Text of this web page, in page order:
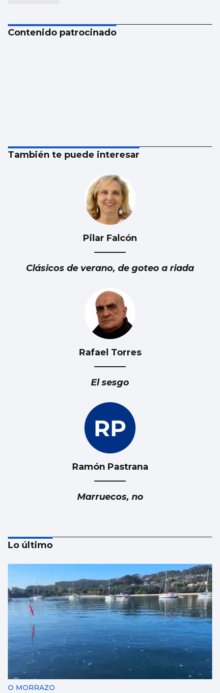
Contenido patrocinado
También te puede interesar
Pilar Falcón
Clásicos de verano, de goteo a riada
Rafael Torres
El sesgo
Ramón Pastrana
Marruecos, no
Luis Carlos de la Peña
Marruecos: ¿Fiable y responsable?
Lo último
O MORRAZO